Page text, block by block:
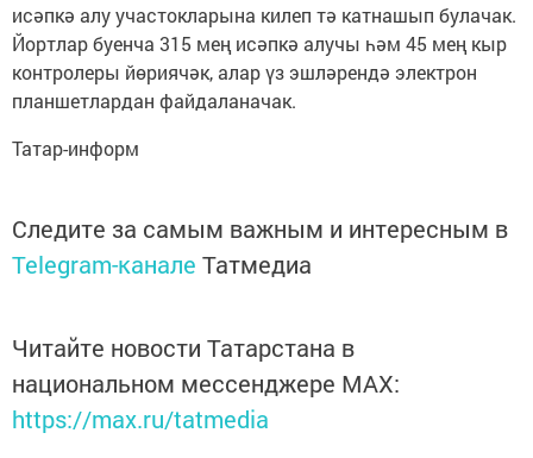
исәпкә алу участокларына килеп тә катнашып булачак.
Йортлар буенча 315 мең исәпкә алучы һәм 45 мең кыр
контролеры йөриячәк, алар үз эшләрендә электрон
планшетлардан файдаланачак.
Татар-информ
Следите за самым важным и интересным в
Telegram-канале Татмедиа
Читайте новости Татарстана в
национальном мессенджере MАХ:
https://max.ru/tatmedia